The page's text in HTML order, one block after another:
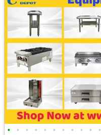
• • • • • • • • • • •